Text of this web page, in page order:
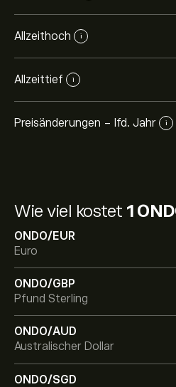
Wie viel kostet 1
ONDO/EUR
Euro
ONDO/GBP
Pfund Sterling
ONDO/AUD
Australischer Dollar
ONDO/SGD
Allzeithoch i
Allzeittief i
Preisänderungen - lfd. Jahr i